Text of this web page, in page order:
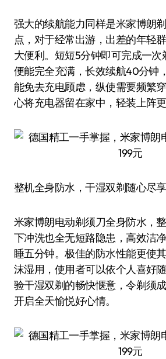
强大的续航能力同样是米家博朗
点，对于经常出游，出差的年轻
大便利。短短5分钟即可完成一次
便能完全充满，长效续航40分钟
能免去充电顾虑，纵使需要频繁
心将充电器留在家中，轻装上阵更
整机全身防水，干湿双剃随心尽享
米家博朗电动剃须刀全身防水，
下冲洗也全无短路隐患，高效洁
睡五分钟。极佳的防水性能更使
沫湿用，使用者可以依个人喜好
验干湿双剃的畅快惬意，令剃须
开启全天愉悦好心情。